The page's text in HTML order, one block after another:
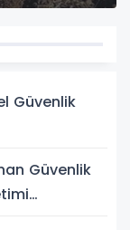
Güvenlik
Güvenlik